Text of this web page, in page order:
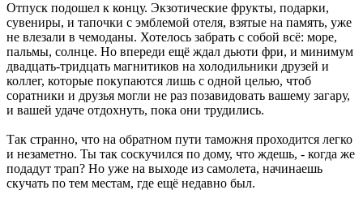
Отпуск подошел к концу. Экзотические фрукты, подарки,
сувениры, и тапочки с эмблемой отеля, взятые на память, уже
не влезали в чемоданы. Хотелось забрать с собой всё: море,
пальмы, солнце. Но впереди ещё ждал дьюти фри, и минимум
двадцать-тридцать магнитиков на холодильники друзей и
коллег, которые покупаются лишь с одной целью, чтоб
соратники и друзья могли не раз позавидовать вашему загару,
и вашей удаче отдохнуть, пока они трудились.
Так странно, что на обратном пути таможня проходится легко
и незаметно. Ты так соскучился по дому, что ждешь, - когда же
подадут трап? Но уже на выходе из самолета, начинаешь
скучать по тем местам, где ещё недавно был.